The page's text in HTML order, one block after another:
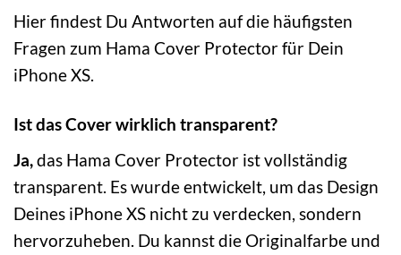
Hier findest Du Antworten auf die häufigsten
Fragen zum Hama Cover Protector für Dein
iPhone XS.
Ist das Cover wirklich transparent?
Ja,das Hama Cover Protector ist vollständig
transparent. Es wurde entwickelt, um das Design
Deines iPhone XS nicht zu verdecken, sondern
hervorzuheben. Du kannst die Originalfarbe und